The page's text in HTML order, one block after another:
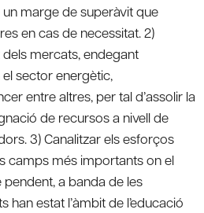
marge de superàvit que
en cas de necessitat. 2)
mercats, endegant
sector energètic,
entre altres, per tal d’assolir la
de recursos a nivell de
3) Canalitzar els esforços
camps més importants on el
a banda de les
han estat l’àmbit de l’educació